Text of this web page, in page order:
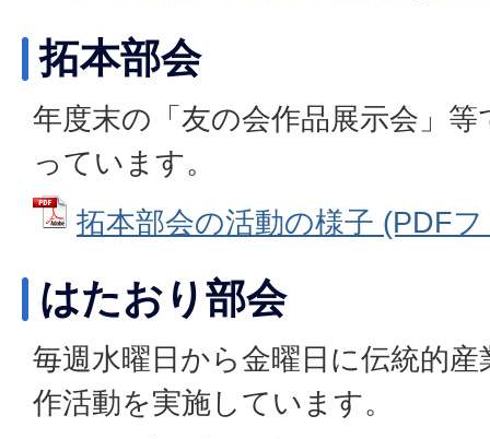
拓本部会
年度末の「友の会作品展示会」
っています。
拓本部会の活動の様子 (PDF
はたおり部会
毎週水曜日から金曜日に伝統的
作活動を実施しています。